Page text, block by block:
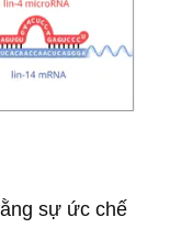
sự ức chế